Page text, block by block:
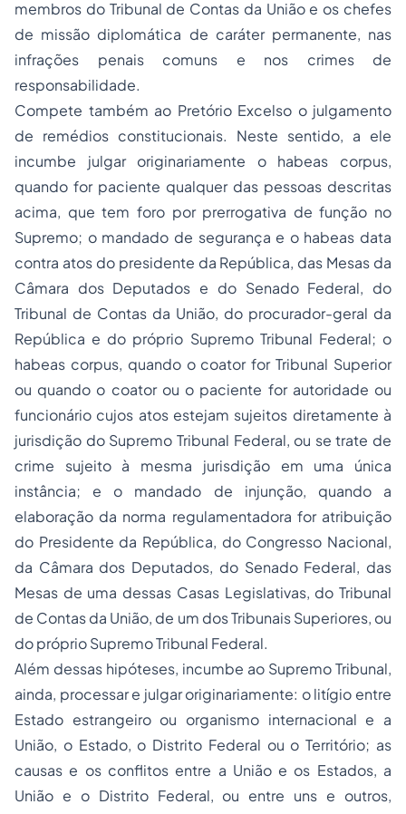
membros do Tribunal de Contas da União e os chefes
de missão diplomática de caráter permanente, nas
infrações penais comuns e nos crimes de
responsabilidade.
Compete também ao Pretório Excelso o julgamento
de remédios constitucionais. Neste sentido, a ele
incumbe julgar originariamente o habeas corpus,
quando for paciente qualquer das pessoas descritas
acima, que tem foro por prerrogativa de função no
Supremo; o mandado de segurança e o habeas data
contra atos do presidente da República, das Mesas da
Câmara dos Deputados e do Senado Federal, do
Tribunal de Contas da União, do procurador-geral da
República e do próprio Supremo Tribunal Federal; o
habeas corpus, quando o coator for Tribunal Superior
ou quando o coator ou o paciente for autoridade ou
funcionário cujos atos estejam sujeitos diretamente à
jurisdição do Supremo Tribunal Federal, ou se trate de
crime sujeito à mesma jurisdição em uma única
instância; e o mandado de injunção, quando a
elaboração da norma regulamentadora for atribuição
do Presidente da República, do Congresso Nacional,
da Câmara dos Deputados, do Senado Federal, das
Mesas de uma dessas Casas Legislativas, do Tribunal
de Contas da União, de um dos Tribunais Superiores, ou
do próprio Supremo Tribunal Federal.
Além dessas hipóteses, incumbe ao Supremo Tribunal,
ainda, processar e julgar originariamente: o litígio entre
Estado estrangeiro ou organismo internacional e a
União, o Estado, o Distrito Federal ou o Território; as
causas e os conflitos entre a União e os Estados, a
União e o Distrito Federal, ou entre uns e outros,